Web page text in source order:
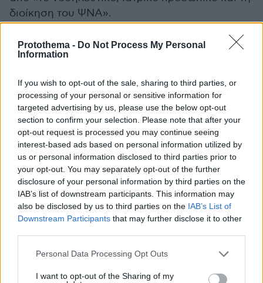
Protothema - Do Not Process My Personal
Information
If you wish to opt-out of the sale, sharing to third parties, or
processing of your personal or sensitive information for
targeted advertising by us, please use the below opt-out
section to confirm your selection. Please note that after your
opt-out request is processed you may continue seeing
interest-based ads based on personal information utilized by
us or personal information disclosed to third parties prior to
your opt-out. You may separately opt-out of the further
disclosure of your personal information by third parties on the
IAB’s list of downstream participants. This information may
also be disclosed by us to third parties on the IAB’s List of
Downstream Participants that may further disclose it to other
Please note that this website/app uses one or more Google
not limited to your visit or usage behaviour. You may click to
Personal Data Processing Opt Outs
I want to opt-out of the Sharing of my
διοίκηση του ΨΝΑ».
Η διάκριση αυτή «συνίστατο σε συχνότατες και
μεγάλης διάρκειας επισκέψεις των γονέων,
θεραπευτική μεταχείριση με προσωπικό γιατρό,
τον προαυλισμό του, τη διατροφή του με
σπιτικό φαγητό ή παραγγελίες εκτός
νοσοκομείου, τις απαιτήσεις του ασθενούς και
τις συνεχείς οχλήσεις του επιστημονικού και
βοηθητικού προσωπικού με σκοπό την
ικανοποίηση κάποιας επιθυμίας του (λ.χ. να του
αγοράσουν εφημερίδα ή καφέ, να
παραγγείλουν φαγητό κ.ά.)».
απαιτήσεις, προέβαινε σε συχνές επιθέσεις,
απειλές και εκφοβισμούς με σκοπό τη διαρκή